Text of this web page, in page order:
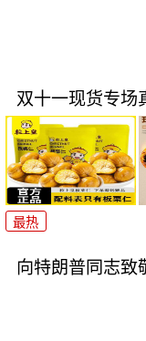
双十一现货专场
最热
向特朗普同志致